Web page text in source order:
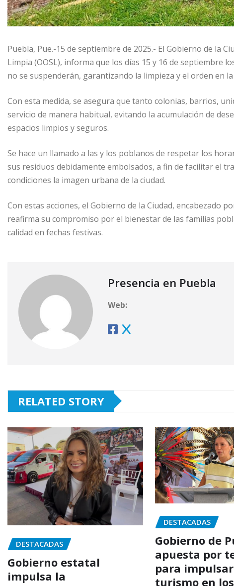
Puebla, Pue.-15 de septiembre de 2025.- El Gobierno de la
Limpia (OOSL), informa que los días 15 y 16 de septiembre
no se suspenderán, garantizando la limpieza y el orden en
Con esta medida, se asegura que tanto colonias, barrios,
servicio de manera habitual, evitando la acumulación de
espacios limpios y seguros.
Se hace un llamado a las y los poblanos de respetar los
sus residuos debidamente embolsados, a fin de facilitar el
condiciones la imagen urbana de la ciudad.
Con estas acciones, el Gobierno de la Ciudad, encabezado
reafirma su compromiso por el bienestar de las familias
calidad en fechas festivas.
Presencia en Puebla
Web:
RELATED STORY
DESTACADAS
Gobierno estatal
impulsa la
DESTACADAS
Gobierno de
apuesta por
para
turismo en